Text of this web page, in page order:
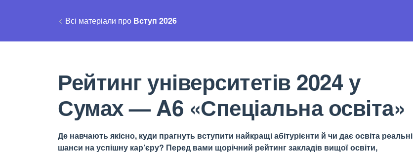
Всі матеріали про Вступ 2026
Рейтинг університетів 2024 у
Сумах — A6 «Спеціальна освіта»
Де навчають якісно, куди прагнуть вступити найкращі абітурієнти й чи дає освіта реальні
шанси на успішну кар’єру? Перед вами щорічний рейтинг закладів вищої освіти,